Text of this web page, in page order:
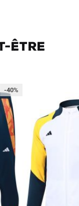
être
-40%